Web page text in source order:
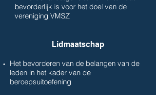
bevorderlijk is voor het doel van de
vereniging VMSZ
Lidmaatschap
Het bevorderen van de belangen van de
leden in het kader van de
beroepsuitoefening